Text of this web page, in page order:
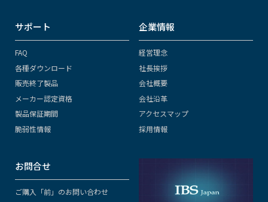
サポート
FAQ
各種ダウンロード
販売終了製品
メーカー認定資格
製品保証期間
脆弱性情報
企業情報
経営理念
社長挨拶
会社概要
会社沿革
アクセスマップ
採用情報
お問合せ
ご購入「前」のお問い合わせ